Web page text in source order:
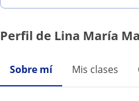
Perfil de Lina María
Sobre mí Mis clases